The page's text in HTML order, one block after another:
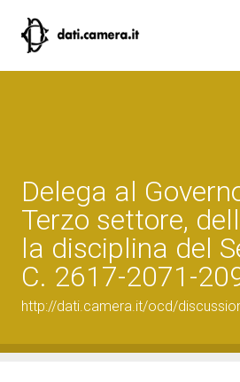
Delega al
Terzo settore,
la disciplina del
C. 2617-2071-
http://dati.camera.it/ocd/